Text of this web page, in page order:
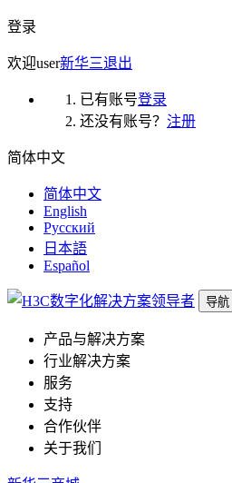
登录
欢迎user新华三退出
已有账号登录
还没有账号？ 注册
简体中文
简体中文
English
Русский
日本語
Español
导航
产品与解决方案
行业解决方案
服务
支持
合作伙伴
关于我们